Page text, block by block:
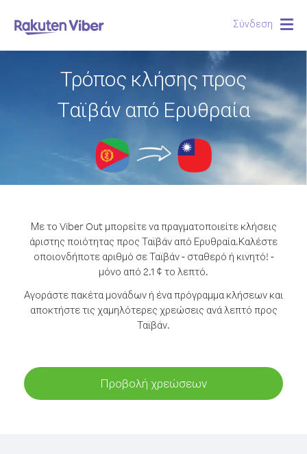
Σύνδεση
Τρόπος κλήσης προς
Ταϊβάν από Ερυθραία
Με το Viber Out μπορείτε να πραγματοποιείτε κλήσεις
άριστης ποιότητας προς Ταϊβάν από Ερυθραία.Καλέστε
οποιονδήποτε αριθμό σε Ταϊβάν - σταθερό ή κινητό! -
μόνο από 2.1 ¢ το λεπτό.
Αγοράστε πακέτα μονάδων ή ένα πρόγραμμα κλήσεων και
αποκτήστε τις χαμηλότερες χρεώσεις ανά λεπτό προς
Ταϊβάν.
Προβολή χρεώσεων